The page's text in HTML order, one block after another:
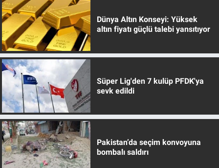
Dünya Altın Konseyi: Yüksek
altın fiyatı güçlü talebi yansıtıyor
Süper Lig'den 7 kulüp PFDK'ya
sevk edildi
Pakistan’da seçim konvoyuna
bombalı saldırı